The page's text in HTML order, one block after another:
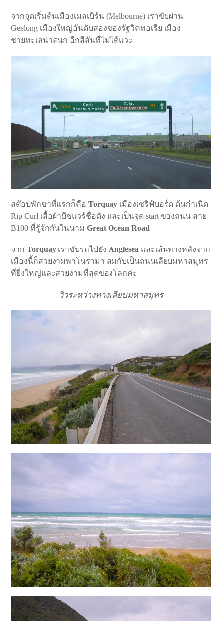
จากจุดเริ่มต้นเมืองเมลเบิร์น (Melbourne) เราขับผ่าน
Geelong เมืองใหญ่อันดับสองของรัฐวิคทอเรีย เมือง
ชายทะเลน่าสนุก อีกสีสันที่ไม่ได้แวะ
สต๊อปพักขาที่แรกก็คือTorquay เมืองเซริฟ์บอร์ด ต้นกำเนิด
Rip Curl เสื้อผ้าบีชแวร์ชื่อดัง และเป็นจุด start ของถนน สาย
B100 ที่รู้จักกันในนามGreat Ocean Road
จากTorquay เราขับรถไปยัง Anglesea และเส้นทางหลังจาก
เมืองนี้ก็สวยงามพาโนรามา สมกับเป็นถนนเลียบมหาสมุทร
ที่ยิ่งใหญ่และสวยงามที่สุดของโลกค่ะ
วิวระหว่างทางเลียบมหาสมุทร